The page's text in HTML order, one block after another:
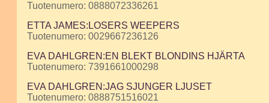
Tuotenumero: 0888072336261
ETTA JAMES:LOSERS WEEPERS
Tuotenumero: 0029667236126
EVA DAHLGREN:EN BLEKT BLONDINS HJÄRTA
Tuotenumero: 7391661000298
EVA DAHLGREN:JAG SJUNGER LJUSET
Tuotenumero: 0888751516021